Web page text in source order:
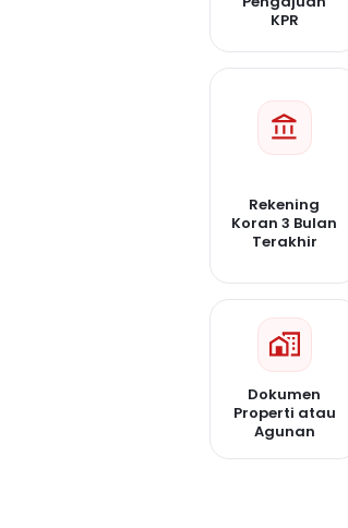
KPR
Rekening
Koran 3 Bulan
Terakhir
Dokumen
Properti atau
Agunan